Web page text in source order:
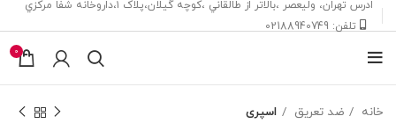
ادرس تهران، ‎وليعصر ،بالاتر از طالقاني ،كوچه گيلان،پلاک ۱،داروخانه شفا مركزي
تلفن: 02188940749
0
خانه ضد تعریق اسپری